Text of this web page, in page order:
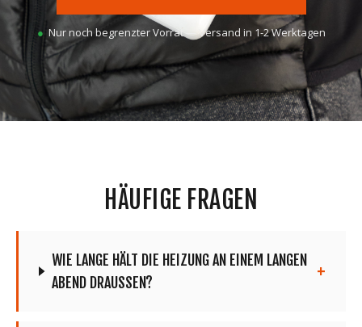
Nur noch begrenzter Vorrat — Versand in 1-2 Werktagen
HÄUFIGE FRAGEN
WIE LANGE HÄLT DIE HEIZUNG AN EINEM LANGEN
ABEND DRAUSSEN?